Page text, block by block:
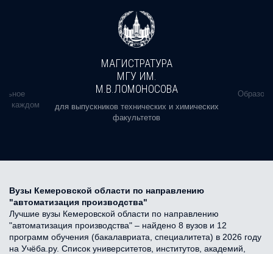
в каждом
МАГИСТРАТУРА
МГУ ИМ.
М.В.ЛОМОНОСОВА
для выпускников технических и химических
факультетов
Вузы Кемеровской области по направлению
"автоматизация производства"
Лучшие вузы Кемеровской области по направлению
"автоматизация производства" – найдено 8 вузов и 12
программ обучения (бакалавриата, специалитета) в 2026 году
на Учёба.ру. Список университетов, институтов, академий,